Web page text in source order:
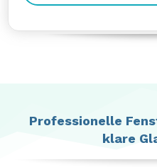
blank
Professionelle
klare